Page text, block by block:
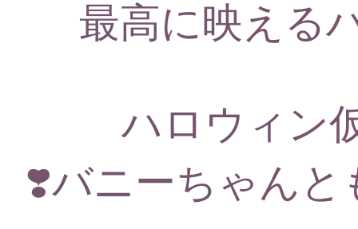
最高に映える
ハロウィン
❣️バニーちゃんと